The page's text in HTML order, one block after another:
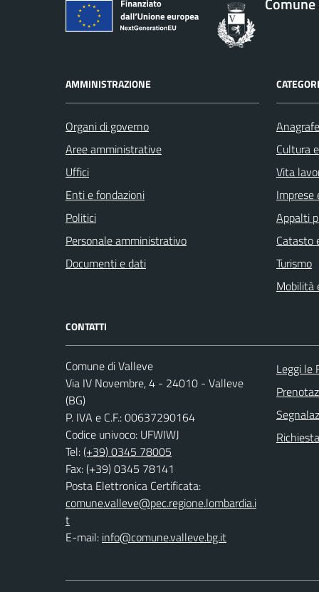
AMMINISTRAZIONE
Organi di governo
Aree amministrative
Uffici
Enti e fondazioni
Politici
Personale amministrativo
Documenti e dati
Cultura
Vita
Imprese
Appalti
Catasto
Turismo
Mobilità
CONTATTI
Comune di Valleve
Via IV Novembre, 4 - 24010 - Valleve
(BG)
P. IVA e C.F.: 00637290164
Codice univoco: UFWIWJ
Tel:(+39) 0345 78005
Fax: (+39) 0345 78141
Posta Elettronica Certificata:
comune.valleve@pec.regione.lombardia.i
t
E-mail: info@comune.valleve.bg.it
Leggi le